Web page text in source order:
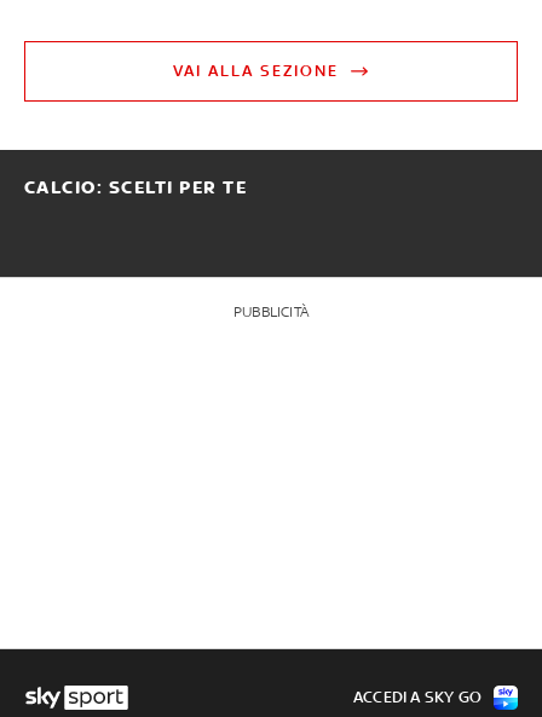
VAI ALLA SEZIONE
CALCIO: SCELTI PER TE
PUBBLICITÀ
ACCEDI A SKY GO